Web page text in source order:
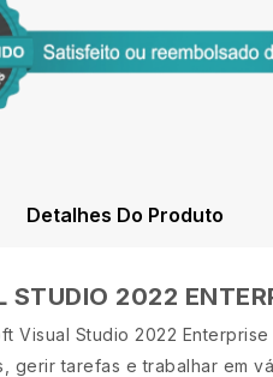
Detalhes Do Produto
STUDIO 2022
Visual Studio 2022
gerir tarefas e trabalhar em